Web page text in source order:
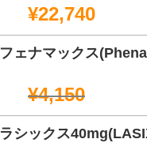
¥22,740
フェナマックス
¥4,150
ラシックス